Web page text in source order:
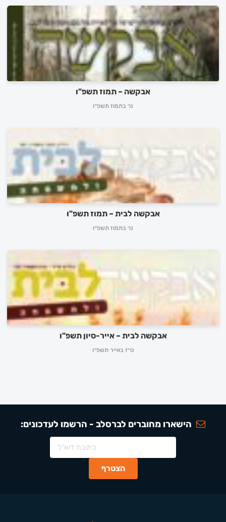
אבקשה – תמוז תשפ"ו
ט׳ בתמוז תשפ״ו
אבקשה לבית – תמוז תשפ"ו
ט׳ בתמוז תשפ״ו
אבקשה לבית – אייר-סיון תשפ"ו
ט״ז באייר תשפ״ו
הישארו מחוברים לברסלב - הרשמו לעדכונים: